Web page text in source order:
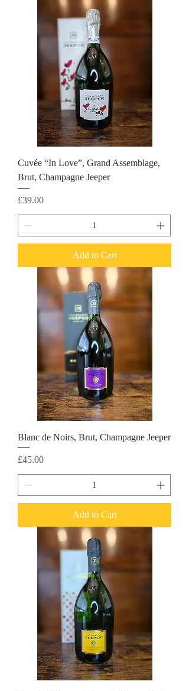
Cuvée “In Love”, Grand Assemblage,
Brut, Champagne Jeeper
Price
£39.00
Add to Cart
Blanc de Noirs, Brut, Champagne Jeeper
Price
£45.00
Add to Cart